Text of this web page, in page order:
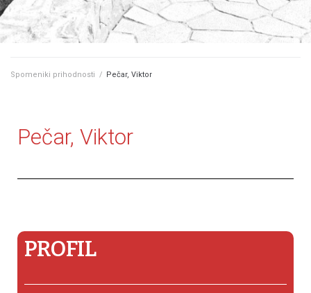
Spomeniki prihodnosti / Pečar, Viktor
Pečar, Viktor
PROFIL